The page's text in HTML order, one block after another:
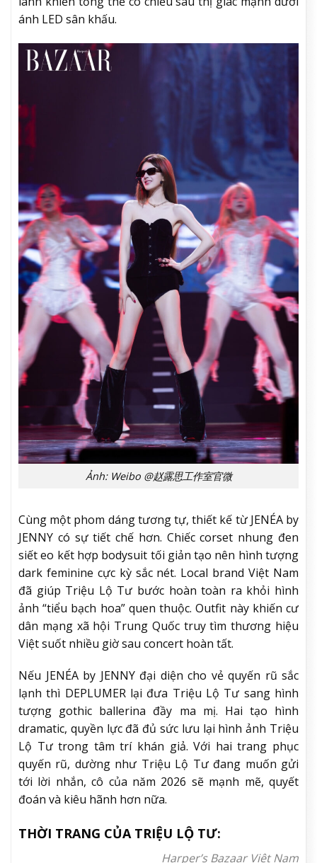
ánh LED sân khấu.
Ảnh: Weibo @赵露思工作室官微
Cùng một phom dáng tương tự, thiết kế từ JENÉA by
JENNY có sự tiết chế hơn. Chiếc corset nhung đen
siết eo kết hợp bodysuit tối giản tạo nên hình tượng
dark feminine cực kỳ sắc nét. Local brand Việt Nam
đã giúp Triệu Lộ Tư bước hoàn toàn ra khỏi hình
ảnh “tiểu bạch hoa” quen thuộc. Outfit này khiến cư
dân mạng xã hội Trung Quốc truy tìm thương hiệu
Việt suốt nhiều giờ sau concert hoàn tất.
Nếu JENÉA by JENNY đại diện cho vẻ quyến rũ sắc
lạnh thì DEPLUMER lại đưa Triệu Lộ Tư sang hình
tượng gothic ballerina đầy ma mị. Hai tạo hình
dramatic, quyền lực đã đủ sức lưu lại hình ảnh Triệu
Lộ Tư trong tâm trí khán giả. Với hai trang phục
quyến rũ, dường như Triệu Lộ Tư đang muốn gửi
tới lời nhắn, cô của năm 2026 sẽ mạnh mẽ, quyết
đoán và kiêu hãnh hơn nữa.
THỜI TRANG CỦA TRIỆU LỘ TƯ:
Harper’s Bazaar Việt Nam